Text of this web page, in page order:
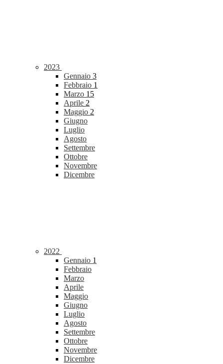
2023
Gennaio 3
Febbraio 1
Marzo 15
Aprile 2
Maggio 2
Giugno
Luglio
Agosto
Settembre
Ottobre
Novembre
Dicembre
2022
Gennaio 1
Febbraio
Marzo
Aprile
Maggio
Giugno
Luglio
Agosto
Settembre
Ottobre
Novembre
Dicembre